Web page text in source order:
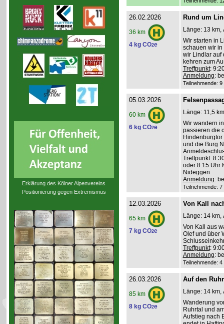
Erklärung des Kölner Alpenvereins
Positionierung gegen Extremismus
26.02.2026
36 km
4 kg CO2e
Rund um
Länge: 13 km,
Wir starten in
schauen wir
wir Lindlar auf
kehren zum
Treffpunkt:
Anmeldung:
Teilnehmende:
05.03.2026
60 km
6 kg CO2e
Länge: 11,5
Wir wandern
passieren die
und die Burg
Treffpunkt:
oder 8:15 Uhr
Nideggen
Anmeldung:
Teilnehmende:
12.03.2026
65 km
7 kg CO2e
Von Kall
Länge: 14 km,
Von Kall aus
Olef und über
Treffpunkt:
Anmeldung:
Teilnehmende:
26.03.2026
85 km
8 kg CO2e
Auf den
Länge: 14 km,
Wanderung
Ruhrtal und
Aufstieg nach